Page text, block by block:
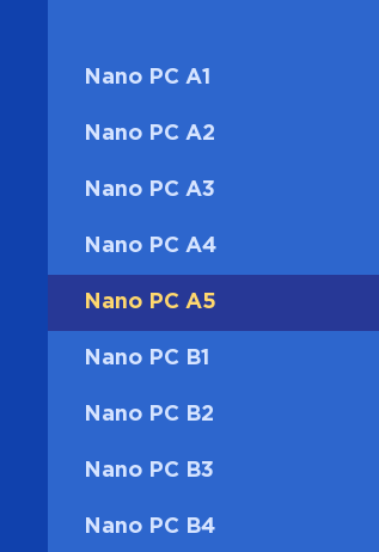
Nano PC A1
Nano PC A2
Nano PC A3
Nano PC A4
Nano PC A5
Nano PC B1
Nano PC B2
Nano PC B3
Nano PC B4